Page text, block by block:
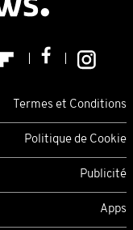
Termes et Conditions
Politique de Cookie
Publicité
Apps